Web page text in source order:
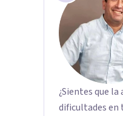
¿Sientes que
dificultades en